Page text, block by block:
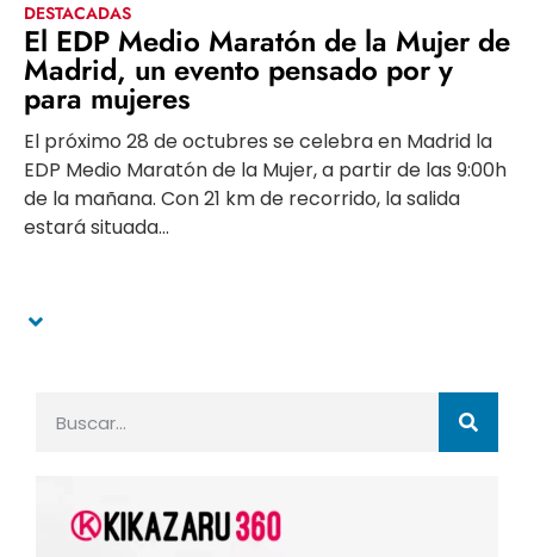
DESTACADAS
El EDP Medio Maratón de la Mujer de
Madrid, un evento pensado por y
para mujeres
El próximo 28 de octubres se celebra en Madrid la
EDP Medio Maratón de la Mujer, a partir de las 9:00h
de la mañana. Con 21 km de recorrido, la salida
estará situada...